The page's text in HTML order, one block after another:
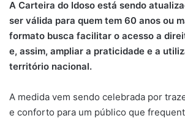
A Carteira do Idoso está sendo
ser válida para quem tem 60 anos ou
formato busca facilitar o acesso a
e, assim, ampliar a praticidade e a
território nacional.
A medida vem sendo celebrada por
e conforto para um público que